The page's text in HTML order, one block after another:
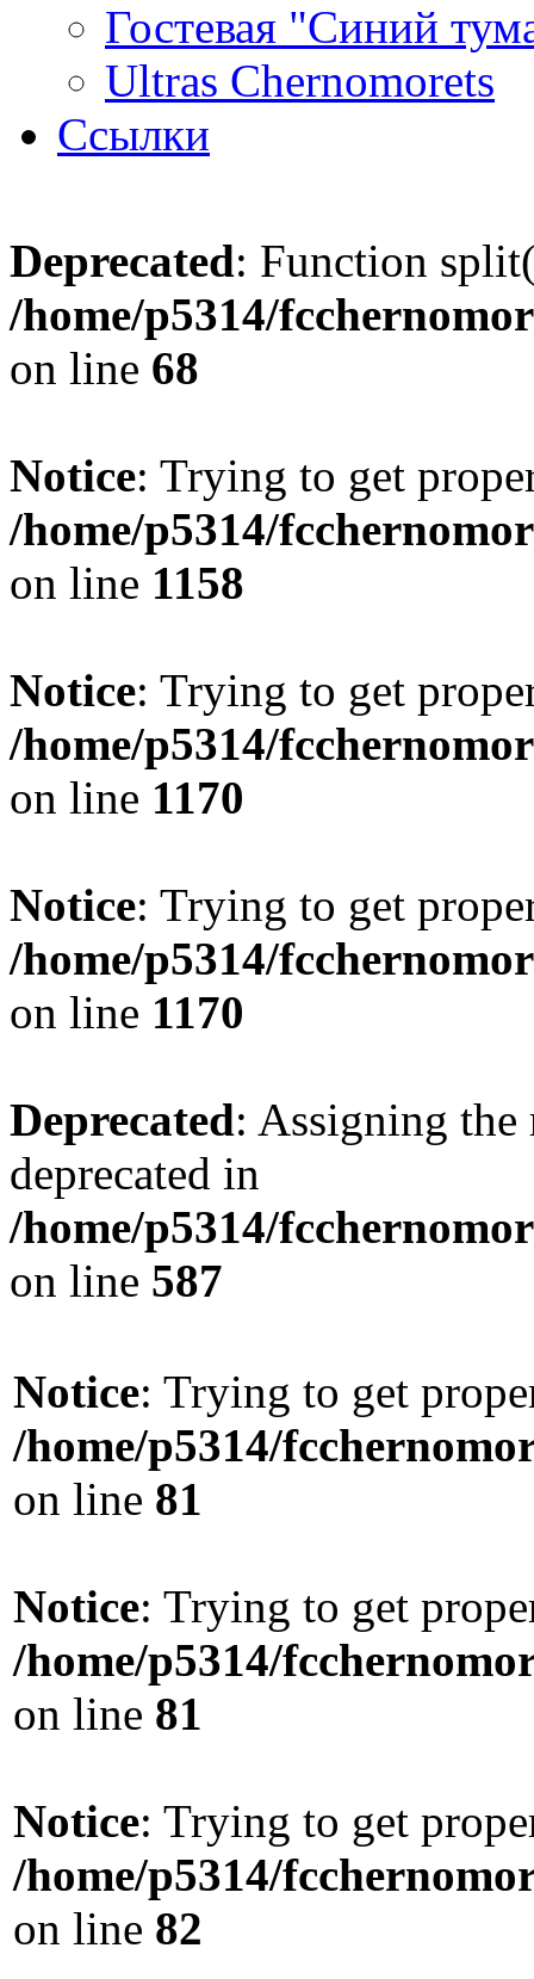
Гостевая "Синий
Ultras Chernomorets
Ссылки
Deprecated: Function
/home/p5314/
on line 68
Notice: Trying to get
/home/p5314/
on line 1158
Notice: Trying to get
/home/p5314/
on line 1170
Notice: Trying to get
/home/p5314/
on line 1170
Deprecated: Assigning the
deprecated in
/home/p5314/
on line 587
Notice: Trying to get
/home/p5314/
on line 81
Notice: Trying to get
/home/p5314/
on line 81
Notice: Trying to get
/home/p5314/
on line 82